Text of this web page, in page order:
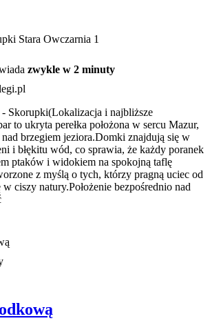
Stara Owczarnia 1
zwykle w 2 minuty
Skorupki(Lokalizacja i najbliższe
to ukryta perełka położona w sercu Mazur,
brzegiem jeziora.Domki znajdują się w
i błękitu wód, co sprawia, że każdy poranek
ptaków i widokiem na spokojną taflę
z myślą o tych, którzy pragną uciec od
ciszy natury.Położenie bezpośrednio nad